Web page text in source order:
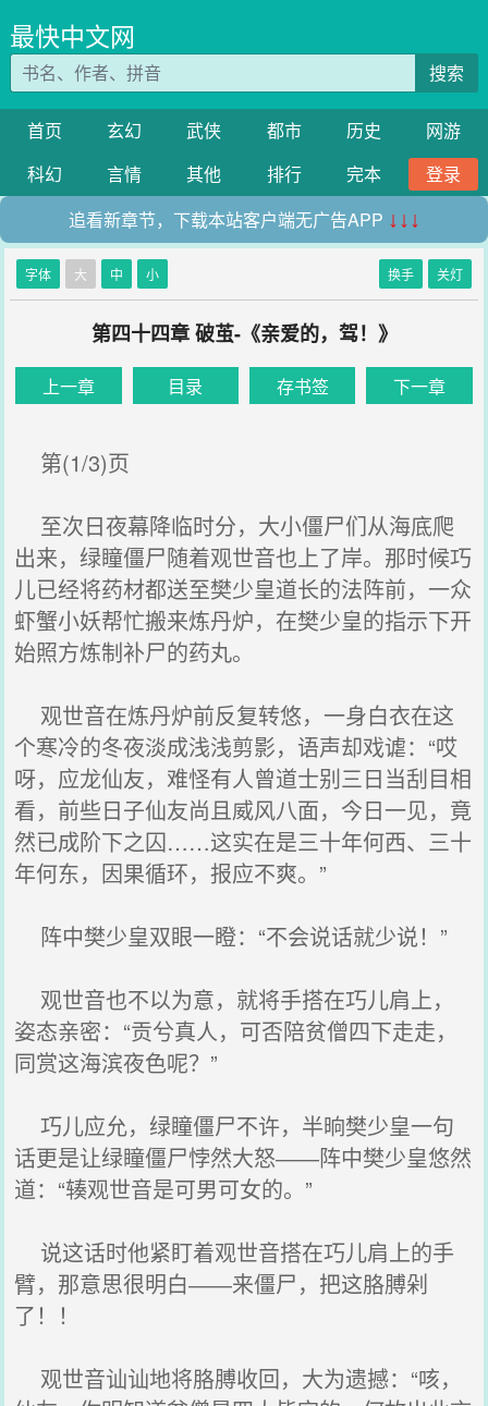
最快中文网
搜索
首页 玄幻 武侠 都市 历史
网游
科幻
言情 其他 排行 完本
登录
追看新章节，下载本站客户端无广告APP ↓↓↓
字体 大 中 小 换手 关灯
第四十四章 破茧-《亲爱的，驾！》
上一章 目录 存书签 下一章
第(1/3)页
至次日夜幕降临时分，大小僵尸们从海底爬
出来，绿瞳僵尸随着观世音也上了岸。那时候巧
儿已经将药材都送至樊少皇道长的法阵前，一众
虾蟹小妖帮忙搬来炼丹炉，在樊少皇的指示下开
始照方炼制补尸的药丸。
观世音在炼丹炉前反复转悠，一身白衣在这
个寒冷的冬夜淡成浅浅剪影，语声却戏谑：“哎
呀，应龙仙友，难怪有人曾道士别三日当刮目相
看，前些日子仙友尚且威风八面，今日一见，竟
然已成阶下之囚……这实在是三十年何西、三十
年何东，因果循环，报应不爽。”
阵中樊少皇双眼一瞪：“不会说话就少说！”
观世音也不以为意，就将手搭在巧儿肩上，
姿态亲密：“贡兮真人，可否陪贫僧四下走走，
同赏这海滨夜色呢？”
巧儿应允，绿瞳僵尸不许，半晌樊少皇一句
话更是让绿瞳僵尸悖然大怒――阵中樊少皇悠然
道：“辏观世音是可男可女的。”
说这话时他紧盯着观世音搭在巧儿肩上的手
臂，那意思很明白――来僵尸，把这胳膊剁
了！！
观世音讪讪地将胳膊收回，大为遗撼：“咳，